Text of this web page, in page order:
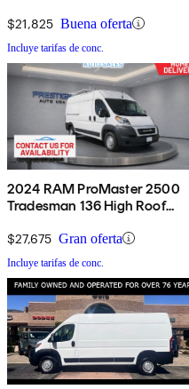
$21,825 Buena oferta
Incluye tarifas de conc.
2024 RAM ProMaster 2500
Tradesman 136 High Roof
Seat
$27,675 Gran oferta
Incluye tarifas de conc.